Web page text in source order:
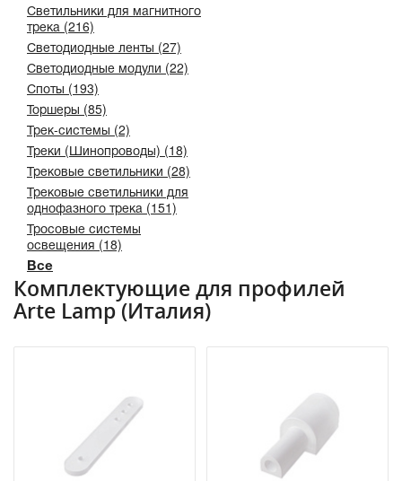
Светильники для магнитного
трека (216)
Светодиодные ленты (27)
Светодиодные модули (22)
Споты (193)
Торшеры (85)
Трек-системы (2)
Треки (Шинопроводы) (18)
Трековые светильники (28)
Трековые светильники для
однофазного трека (151)
Тросовые системы
освещения (18)
Все
Комплектующие для профилей
Arte Lamp (Италия)